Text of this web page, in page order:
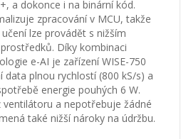
a dokonce i na binární kód.
zpracování v MCU, takže
lze provádět s nižším
Díky kombinaci
e-AI je zařízení WISE-750
data plnou rychlostí (800 kS/s) a
energie pouhých 6 W.
a nepotřebuje žádné
také nižší nároky na údržbu.